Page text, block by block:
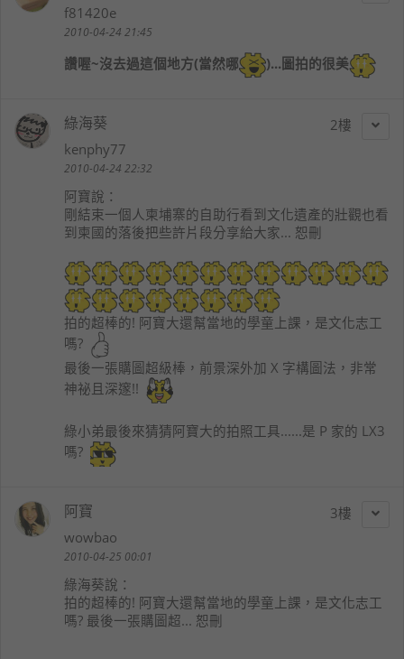
f81420e
2010-04-24 21:45
讚喔~沒去過這個地方(當然哪 )...圖拍的很美
2
綠海葵
kenphy77
2010-04-24 22:32
阿寶說：
剛結束一個人柬埔寨的自助行看到文化遺產的壯觀也看
到柬國的落後把些許片段分享給大家... 恕刪
拍的超棒的! 阿寶大還幫當地的學童上課，是文化志工
嗎?
最後一張購圖超級棒，前景深外加 X 字構圖法，非常
神祕且深邃!!
綠小弟最後來猜猜阿寶大的拍照工具......是 P 家的 LX3
嗎?
3
阿寶
wowbao
2010-04-25 00:01
綠海葵說：
拍的超棒的! 阿寶大還幫當地的學童上課，是文化志工
嗎? 最後一張購圖超... 恕刪